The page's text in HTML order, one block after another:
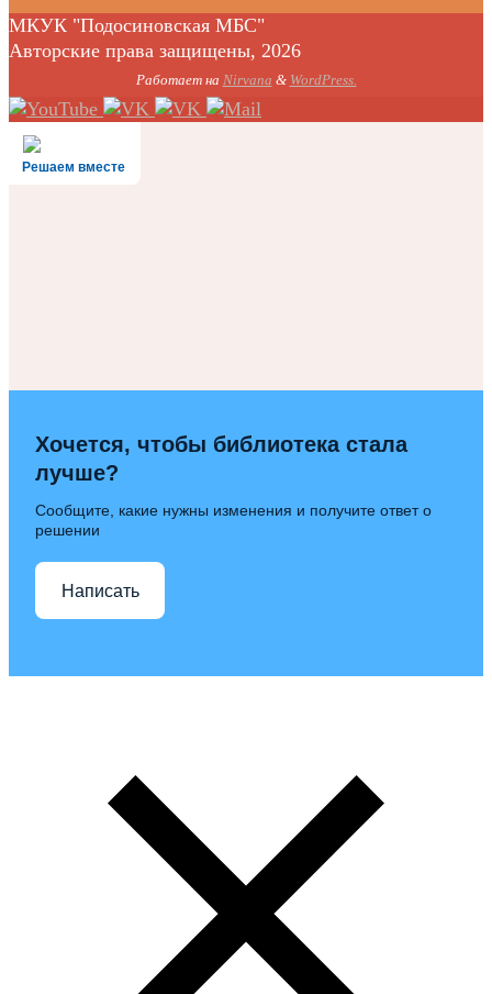
МКУК "Подосиновская МБС"
Авторские права защищены, 2026
Работает на Nirvana & WordPress.
Решаем вместе
Хочется, чтобы библиотека стала
лучше?
Сообщите, какие нужны изменения и получите ответ о
решении
Написать